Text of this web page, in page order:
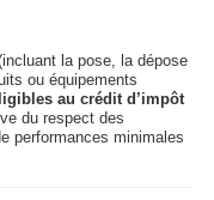
la pose, la dépose
ou équipements
au crédit d’impôt
du respect des
performances minimales